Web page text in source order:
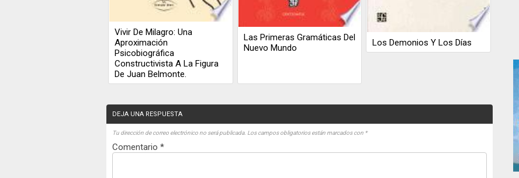
Vivir De Milagro: Una
Aproximación
Psicobiográfica
Constructivista A La Figura
De Juan Belmonte.
Las Primeras Gramáticas Del
Nuevo Mundo
Los Demonios Y Los Días
DEJA UNA RESPUESTA
Tu dirección de correo electrónico no será publicada. Los campos obligatorios están marcados con *
Comentario *